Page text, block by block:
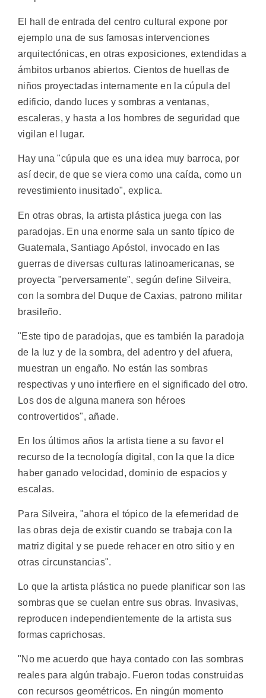
El hall de entrada del centro cultural expone por
ejemplo una de sus famosas intervenciones
arquitectónicas, en otras exposiciones, extendidas a
ámbitos urbanos abiertos. Cientos de huellas de
niños proyectadas internamente en la cúpula del
edificio, dando luces y sombras a ventanas,
escaleras, y hasta a los hombres de seguridad que
vigilan el lugar.
Hay una "cúpula que es una idea muy barroca, por
así decir, de que se viera como una caída, como un
revestimiento inusitado", explica.
En otras obras, la artista plástica juega con las
paradojas. En una enorme sala un santo típico de
Guatemala, Santiago Apóstol, invocado en las
guerras de diversas culturas latinoamericanas, se
proyecta "perversamente", según define Silveira,
con la sombra del Duque de Caxias, patrono militar
brasileño.
"Este tipo de paradojas, que es también la paradoja
de la luz y de la sombra, del adentro y del afuera,
muestran un engaño. No están las sombras
respectivas y uno interfiere en el significado del otro.
Los dos de alguna manera son héroes
controvertidos", añade.
En los últimos años la artista tiene a su favor el
recurso de la tecnología digital, con la que la dice
haber ganado velocidad, dominio de espacios y
escalas.
Para Silveira, "ahora el tópico de la efemeridad de
las obras deja de existir cuando se trabaja con la
matriz digital y se puede rehacer en otro sitio y en
otras circunstancias".
Lo que la artista plástica no puede planificar son las
sombras que se cuelan entre sus obras. Invasivas,
reproducen independientemente de la artista sus
formas caprichosas.
"No me acuerdo que haya contado con las sombras
reales para algún trabajo. Fueron todas construidas
con recursos geométricos. En ningún momento